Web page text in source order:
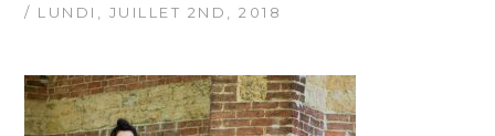
/ LUNDI, JUILLET 2ND, 2018